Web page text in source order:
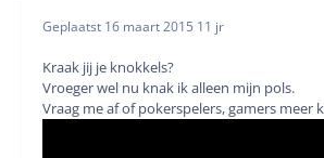
Geplaatst 16 maart 2015 11 jr
Kraak jij je knokkels?
Vroeger wel nu knak ik alleen mijn pols.
Vraag me af of pokerspelers, gamers